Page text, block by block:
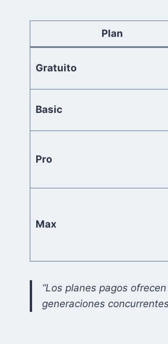
Plan
Gratuito
Basic
Pro
Max
“Los planes pagos
generaciones